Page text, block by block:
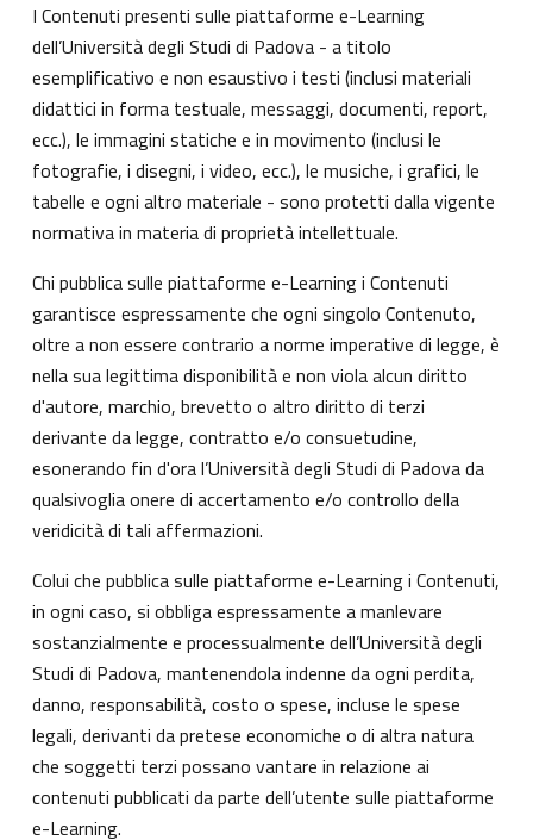
I Contenuti presenti sulle piattaforme e-Learning
dell’Università degli Studi di Padova - a titolo
esemplificativo e non esaustivo i testi (inclusi materiali
didattici in forma testuale, messaggi, documenti, report,
ecc.), le immagini statiche e in movimento (inclusi le
fotografie, i disegni, i video, ecc.), le musiche, i grafici, le
tabelle e ogni altro materiale - sono protetti dalla vigente
normativa in materia di proprietà intellettuale.
Chi pubblica sulle piattaforme e-Learning i Contenuti
garantisce espressamente che ogni singolo Contenuto,
oltre a non essere contrario a norme imperative di legge, è
nella sua legittima disponibilità e non viola alcun diritto
d'autore, marchio, brevetto o altro diritto di terzi
derivante da legge, contratto e/o consuetudine,
esonerando fin d'ora l’Università degli Studi di Padova da
qualsivoglia onere di accertamento e/o controllo della
veridicità di tali affermazioni.
Colui che pubblica sulle piattaforme e-Learning i Contenuti,
in ogni caso, si obbliga espressamente a manlevare
sostanzialmente e processualmente dell’Università degli
Studi di Padova, mantenendola indenne da ogni perdita,
danno, responsabilità, costo o spese, incluse le spese
legali, derivanti da pretese economiche o di altra natura
che soggetti terzi possano vantare in relazione ai
contenuti pubblicati da parte dell’utente sulle piattaforme
e-Learning.